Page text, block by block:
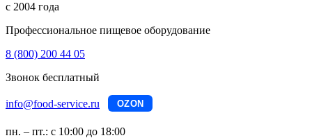
с 2004 года
Профессиональное пищевое оборудование
8 (800) 200 44 05
Звонок бесплатный
info@food-service.ru OZON
пн. – пт.: с 10:00 до 18:00